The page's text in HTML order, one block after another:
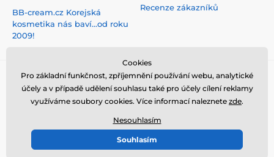
BB-cream.cz Korejská
kosmetika nás baví...od roku
2009!
Recenze zákazníků
© 2026 www.bb-cream.cz ⦁ E-shop vytvořila
Cookies
Pro základní funkčnost, zpříjemnění používání webu, analytické
účely a v případě udělení souhlasu také pro účely cílení reklamy
využíváme soubory cookies. Více informací naleznete zde.
Nesouhlasím
Souhlasím